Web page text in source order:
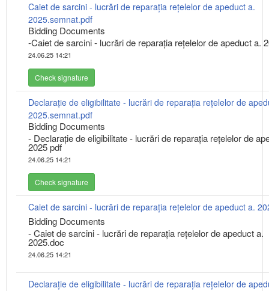
Caiet de sarcini - lucrări de reparația rețelelor de apeduct a.
2025.semnat.pdf
Bidding Documents
-Caiet de sarcini - lucrări de reparația rețelelor de apeduct a.
24.06.25 14:21
Check signature
Declarație de eligibilitate - lucrări de reparația rețelelor de
2025.semnat.pdf
Bidding Documents
- Declarație de eligibilitate - lucrări de reparația rețelelor de
2025 pdf
24.06.25 14:21
Check signature
Caiet de sarcini - lucrări de reparația rețelelor de apeduct a.
Bidding Documents
- Caiet de sarcini - lucrări de reparația rețelelor de apeduct a.
2025.doc
24.06.25 14:21